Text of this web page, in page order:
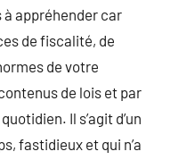
appréhender car
de fiscalité, de
de votre
de lois et par
Il s’agit d’un
fastidieux et qui n’a